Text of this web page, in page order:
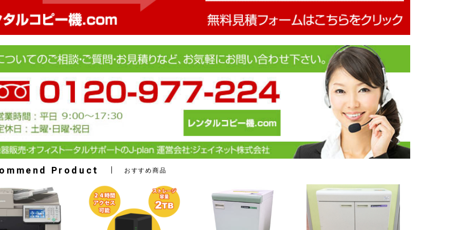
Product おすすめ商品